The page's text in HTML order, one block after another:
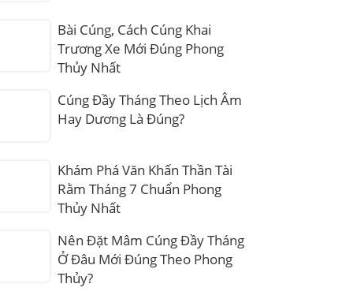
Bài Cúng, Cách Cúng Khai
Trương Xe Mới Đúng Phong
Thủy Nhất
Cúng Đầy Tháng Theo Lịch Âm
Hay Dương Là Đúng?
Khám Phá Văn Khấn Thần Tài
Rằm Tháng 7 Chuẩn Phong
Thủy Nhất
Nên Đặt Mâm Cúng Đầy Tháng
Ở Đâu Mới Đúng Theo Phong
Thủy?